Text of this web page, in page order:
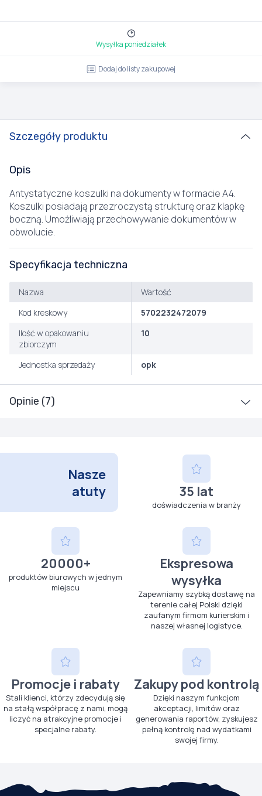
Wysyłka poniedziałek
Dodaj do listy zakupowej
Szczegóły produktu
Opinie (7)
Opis
Antystatyczne koszulki na dokumenty w formacie A4.
Koszulki posiadają przezroczystą strukturę oraz klapkę
boczną. Umożliwiają przechowywanie dokumentów w
obwolucie.
Specyfikacja techniczna
Nazwa
Wartość
Kod kreskowy
5702232472079
Ilość w opakowaniu
zbiorczym
10
Jednostka sprzedaży opk
Nasze
atuty
35 lat
doświadczenia w branży
20000+
produktów biurowych w jednym
miejscu
Ekspresowa
wysyłka
Zapewniamy szybką dostawę na
terenie całej Polski dzięki
zaufanym firmom kurierskim i
naszej własnej logistyce.
Promocje i rabaty
Stali klienci, którzy zdecydują się
na stałą współpracę z nami, mogą
liczyć na atrakcyjne promocje i
specjalne rabaty.
Zakupy pod kontrolą
Dzięki naszym funkcjom
akceptacji, limitów oraz
generowania raportów, zyskujesz
pełną kontrolę nad wydatkami
swojej firmy.